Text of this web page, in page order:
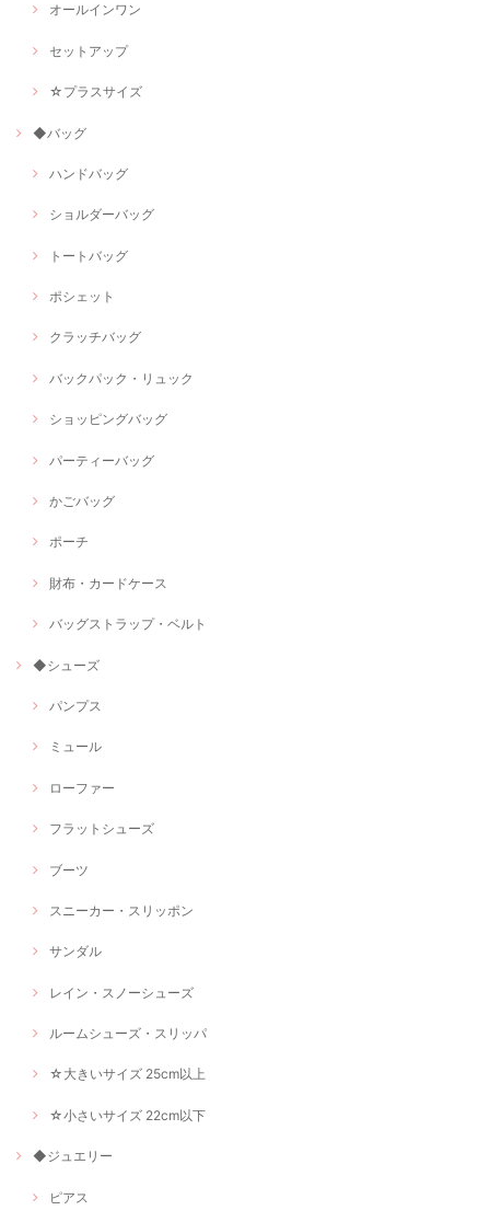
オールインワン
セットアップ
☆プラスサイズ
◆バッグ
ハンドバッグ
ショルダーバッグ
トートバッグ
ポシェット
クラッチバッグ
バックパック・リュック
ショッピングバッグ
パーティーバッグ
かごバッグ
ポーチ
財布・カードケース
バッグストラップ・ベルト
◆シューズ
パンプス
ミュール
ローファー
フラットシューズ
ブーツ
スニーカー・スリッポン
サンダル
レイン・スノーシューズ
ルームシューズ・スリッパ
☆大きいサイズ 25cm以上
☆小さいサイズ 22cm以下
◆ジュエリー
ピアス